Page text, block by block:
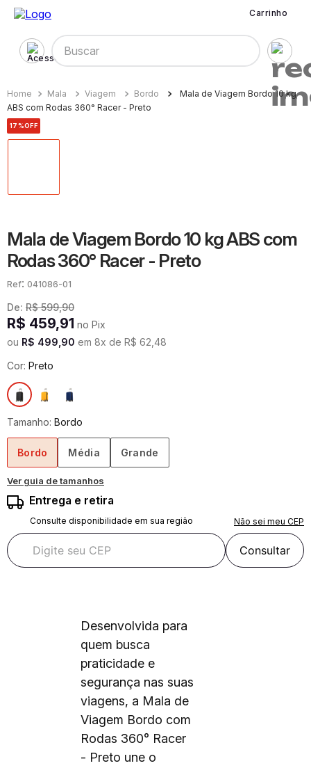
Carrinho
Buscar
Mala Viagem Bordo
Mala de Viagem Bordo 10 kg
ABS com Rodas 360° Racer - Preto
17%OFF
Mala de Viagem Bordo 10 kg ABS com
Rodas 360° Racer - Preto
: 041086-01
De: R$ 599,90
R$ 459,91 no Pix
ou R$ 499 90 em 8x de R$ 62 48
Cor: Preto
Tamanho: Bordo
Bordo Média Grande
Ver guia de tamanhos
Entrega e retira
Consulte disponibilidade em sua região Não sei meu CEP
Consultar
Desenvolvida para
quem busca
praticidade e
segurança nas suas
viagens, a Mala de
Viagem Bordo com
Rodas 360° Racer
- Preto une o